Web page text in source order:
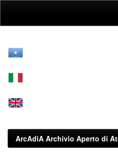
ArcAdiA Archivio Aperto di